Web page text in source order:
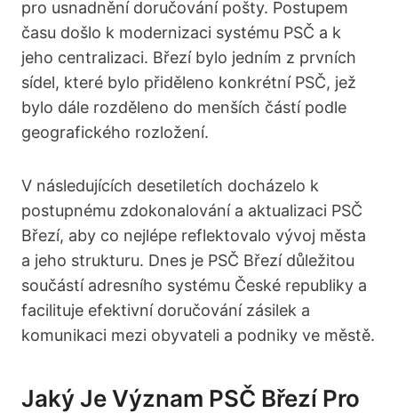
pro ⁣usnadnění doručování pošty. Postupem⁤
času ⁤došlo k modernizaci systému PSČ a k
jeho centralizaci. Březí bylo jedním‍ z​ prvních
sídel, které bylo přiděleno konkrétní PSČ, jež
bylo dále rozděleno do menších částí podle
geografického rozložení.
V následujících⁣ desetiletích docházelo k​
postupnému⁢ zdokonalování a aktualizaci PSČ
Březí, aby co nejlépe reflektovalo vývoj města
a ⁤jeho strukturu. Dnes je PSČ Březí důležitou
součástí adresního systému České republiky a
facilituje efektivní doručování zásilek a
komunikaci mezi obyvateli a podniky ve⁢ městě.
Jaký⁣ Je Význam PSČ Březí Pro